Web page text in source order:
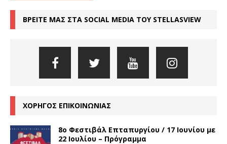
ΒΡΕΙΤΕ ΜΑΣ ΣΤΑ SOCIAL MEDIA ΤΟΥ STELLASVIEW
ΧΟΡΗΓΟΣ ΕΠΙΚΟΙΝΩΝΙΑΣ
8o Φεστιβάλ Επταπυργίου / 17 Ιουνίου με
22 Ιουλίου – Πρόγραμμα